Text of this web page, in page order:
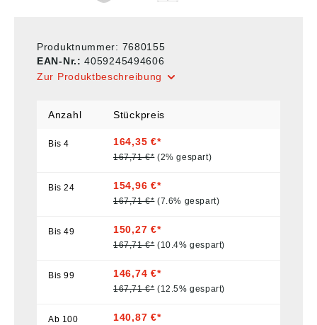
Produktnummer: 7680155
EAN-Nr.:4059245494606
Zur Produktbeschreibung
Anzahl Stückpreis
Bis4 164,35 €*
167,71 €* (2% gespart)
Bis24 154,96 €*
167,71 €* (7.6% gespart)
Bis49 150,27 €*
167,71 €* (10.4% gespart)
Bis99 146,74 €*
167,71 €* (12.5% gespart)
Ab 100 140,87 €*